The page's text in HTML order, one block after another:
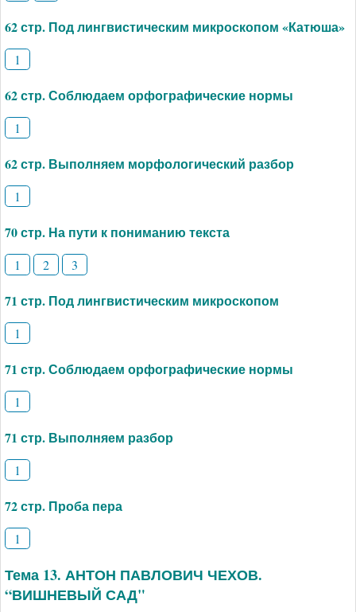
62 стр. Под лингвистическим микроскопом «Катюша»
1
62 стр. Соблюдаем орфографические нормы
1
62 стр. Выполняем морфологический разбор
1
70 стр. На пути к пониманию текста
1 2 3
71 стр. Под лингвистическим микроскопом
1
71 стр. Соблюдаем орфографические нормы
1
71 стр. Выполняем разбор
1
72 стр. Проба пера
1
Тема 13. АНТОН ПАВЛОВИЧ ЧЕХОВ.
“ВИШНЕВЫЙ САД"